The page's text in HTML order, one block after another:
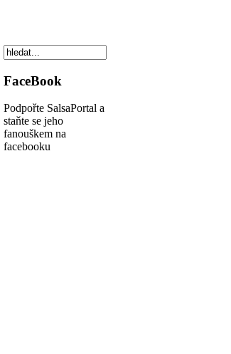
FaceBook
Podpořte SalsaPortal a
staňte se jeho
fanouškem na
facebooku